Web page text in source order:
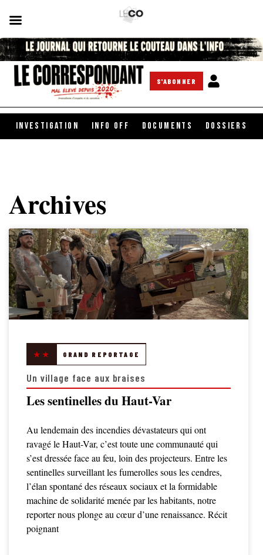
S'ABONNER
INVESTIGATION INFO OFF DOCUMENTS DOSSIERS
Archives
★★ GRAND REPORTAGE
Un village face aux braises
Les sentinelles du Haut-Var
Au lendemain des incendies dévastateurs qui ont
ravagé le Haut-Var, c’est toute une communauté qui
s’est dressée face au feu, loin des projecteurs. Entre les
sentinelles surveillant les fumerolles sous les cendres,
l’élan spontané des réseaux sociaux et la formidable
machine de solidarité menée par les habitants, notre
reporter nous plonge au cœur d’une renaissance. Récit
poignant